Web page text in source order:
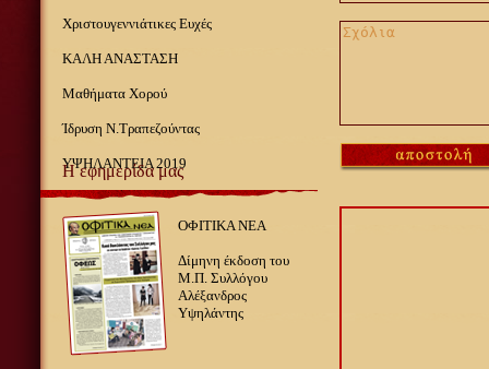
Χριστουγεννιάτικες Ευχές
ΚΑΛΗ ΑΝΑΣΤΑΣΗ
Μαθήματα Χορού
Ίδρυση Ν.Τραπεζούντας
ΥΨΗΛΑΝΤΕΙΑ 2019
Η εφημερίδα μας
ΟΦΙΤΙΚΑ ΝΕΑ
Δίμηνη έκδοση του
Μ.Π. Συλλόγου
Αλέξανδρος
Υψηλάντης